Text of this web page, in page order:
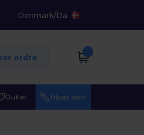
Denmark/Da
ordre
Outlet Tilpas den!